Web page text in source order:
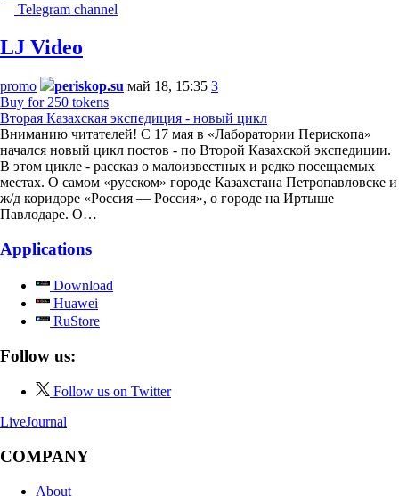
Telegram channel
LJ Video
promo periskop.su май 18, 15:35 3
Buy for 250 tokens
Вторая Казахская экспедиция - новый цикл
Вниманию читателей! С 17 мая в «Лаборатории Перископа»
начался новый цикл постов - по Второй Казахской экспедиции.
В этом цикле - рассказ о малоизвестных и редко посещаемых
местах. О самом «русском» городе Казахстана Петропавловске и
ж/д коридоре «Россия — Россия», о городе на Иртыше
Павлодаре. О…
Applications
Download
Huawei
RuStore
Follow us:
Follow us on Twitter
LiveJournal
COMPANY
About